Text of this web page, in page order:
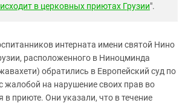
в церковных приютах Грузии".
интерната имени святой Нино
расположенного в Ниноцминда
обратились в Европейский суд по
жалобой на нарушение своих прав во
приюте. Они указали, что в течение